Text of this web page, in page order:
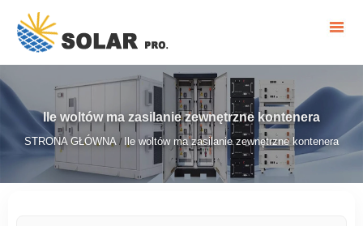
Ile woltów ma zasilanie zewnętrzne kontenera
STRONA GŁÓWNA / Ile woltów ma zasilanie zewnętrzne kontenera